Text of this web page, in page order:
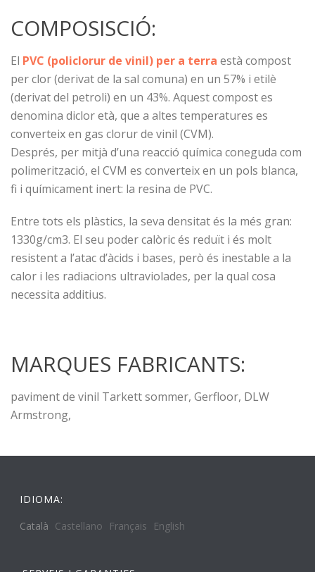
COMPOSISCIÓ:
El PVC (policlorur de vinil) per a terra està compost
per clor (derivat de la sal comuna) en un 57% i etilè
(derivat del petroli) en un 43%. Aquest compost es
denomina diclor età, que a altes temperatures es
converteix en gas clorur de vinil (CVM).
Després, per mitjà d’una reacció química coneguda com
polimerització, el CVM es converteix en un pols blanca,
fi i químicament inert: la resina de PVC.
Entre tots els plàstics, la seva densitat és la més gran:
1330g/cm3. El seu poder calòric és reduït i és molt
resistent a l’atac d’àcids i bases, però és inestable a la
calor i les radiacions ultraviolades, per la qual cosa
necessita additius.
MARQUES FABRICANTS:
paviment de vinil Tarkett sommer, Gerfloor, DLW
Armstrong,
IDIOMA:
Català Castellano Français English